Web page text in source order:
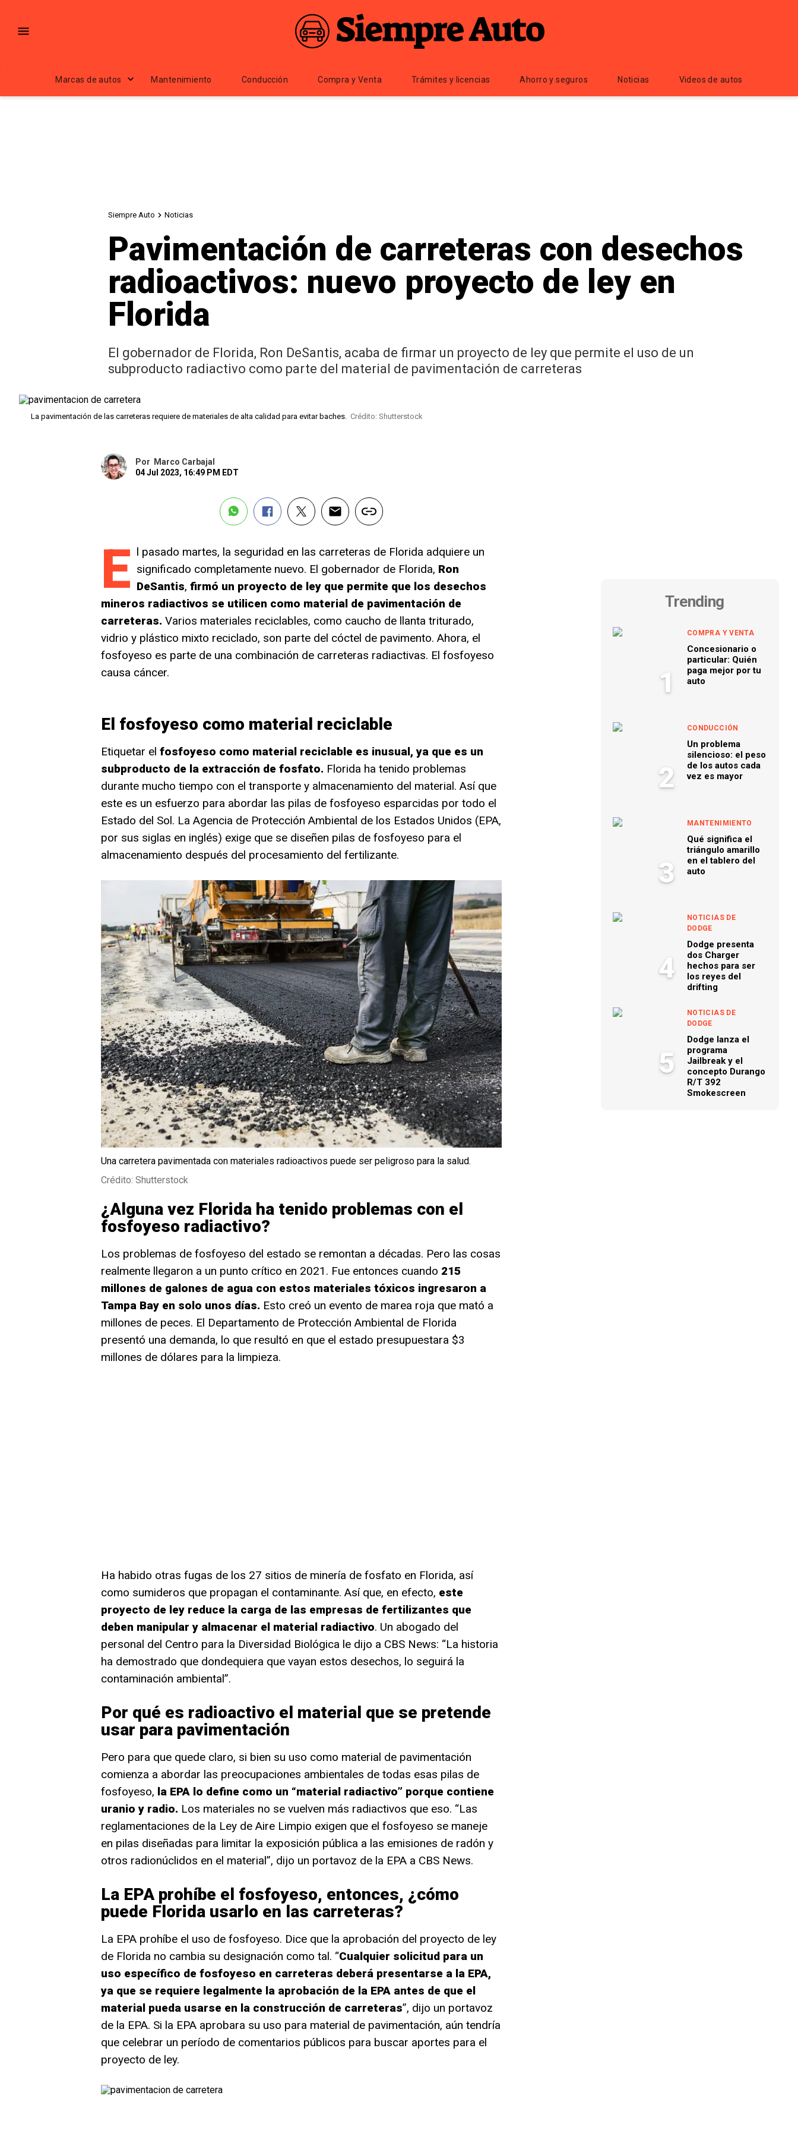
Marcas de autos Mantenimiento Conducción Compra y Venta Trámites y licencias Ahorro y seguros Noticias Videos de autos
Siempre Auto Noticias
Pavimentación de carreteras con desechos
radioactivos: nuevo proyecto de ley en
Florida
El gobernador de Florida, Ron DeSantis, acaba de firmar un proyecto de ley que permite el uso de un
subproducto radiactivo como parte del material de pavimentación de carreteras
La pavimentación de las carreteras requiere de materiales de alta calidad para evitar baches. Crédito: Shutterstock
Por
Marco Carbajal
04 Jul 2023, 16:49 PM EDT
E l pasado martes, la seguridad en las carreteras de Florida adquiere un
significado completamente nuevo. El gobernador de Florida, Ron
DeSantis, firmó un proyecto de ley que permite que los desechos
mineros radiactivos se utilicen como material de pavimentación de
carreteras. Varios materiales reciclables, como caucho de llanta triturado,
vidrio y plástico mixto reciclado, son parte del cóctel de pavimento. Ahora, el
fosfoyeso es parte de una combinación de carreteras radiactivas. El fosfoyeso
causa cáncer.
El fosfoyeso como material reciclable
Etiquetar el fosfoyeso como material reciclable es inusual, ya que es un
subproducto de la extracción de fosfato. Florida ha tenido problemas
durante mucho tiempo con el transporte y almacenamiento del material. Así que
este es un esfuerzo para abordar las pilas de fosfoyeso esparcidas por todo el
Estado del Sol. La Agencia de Protección Ambiental de los Estados Unidos (EPA,
por sus siglas en inglés) exige que se diseñen pilas de fosfoyeso para el
almacenamiento después del procesamiento del fertilizante.
Una carretera pavimentada con materiales radioactivos puede ser peligroso para la salud.
Crédito: Shutterstock
¿Alguna vez Florida ha tenido problemas con el
fosfoyeso radiactivo?
Los problemas de fosfoyeso del estado se remontan a décadas. Pero las cosas
realmente llegaron a un punto crítico en 2021. Fue entonces cuando 215
millones de galones de agua con estos materiales tóxicos ingresaron a
Tampa Bay en solo unos días. Esto creó un evento de marea roja que mató a
millones de peces. El Departamento de Protección Ambiental de Florida
presentó una demanda, lo que resultó en que el estado presupuestara $3
millones de dólares para la limpieza.
Ha habido otras fugas de los 27 sitios de minería de fosfato en Florida, así
como sumideros que propagan el contaminante. Así que, en efecto, este
proyecto de ley reduce la carga de las empresas de fertilizantes que
deben manipular y almacenar el material radiactivo. Un abogado del
personal del Centro para la Diversidad Biológica le dijo a CBS News: “La historia
ha demostrado que dondequiera que vayan estos desechos, lo seguirá la
contaminación ambiental”.
Por qué es radioactivo el material que se pretende
usar para pavimentación
Pero para que quede claro, si bien su uso como material de pavimentación
comienza a abordar las preocupaciones ambientales de todas esas pilas de
fosfoyeso, la EPA lo define como un “material radiactivo” porque contiene
uranio y radio. Los materiales no se vuelven más radiactivos que eso. “Las
reglamentaciones de la Ley de Aire Limpio exigen que el fosfoyeso se maneje
en pilas diseñadas para limitar la exposición pública a las emisiones de radón y
otros radionúclidos en el material”, dijo un portavoz de la EPA a CBS News.
La EPA prohíbe el fosfoyeso, entonces, ¿cómo
puede Florida usarlo en las carreteras?
La EPA prohíbe el uso de fosfoyeso. Dice que la aprobación del proyecto de ley
de Florida no cambia su designación como tal. “Cualquier solicitud para un
uso específico de fosfoyeso en carreteras deberá presentarse a la EPA,
ya que se requiere legalmente la aprobación de la EPA antes de que el
material pueda usarse en la construcción de carreteras”, dijo un portavoz
de la EPA. Si la EPA aprobara su uso para material de pavimentación, aún tendría
que celebrar un período de comentarios públicos para buscar aportes para el
proyecto de ley.
Trending
1
COMPRA Y VENTA
Concesionario o
particular: Quién
paga mejor por tu
auto
2
CONDUCCIÓN
Un problema
silencioso: el peso
de los autos cada
vez es mayor
3
MANTENIMIENTO
Qué significa el
triángulo amarillo
en el tablero del
auto
4
NOTICIAS DE
DODGE
Dodge presenta
dos Charger
hechos para ser
los reyes del
drifting
5
NOTICIAS DE
DODGE
Dodge lanza el
programa
Jailbreak y el
concepto Durango
R/T 392
Smokescreen